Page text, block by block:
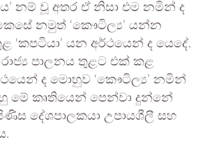
නම් වූ අතර ඒ නිසා එම නමින් ද
නමුත් ‘කෞටිල්‍ය’ යන්න
‘කපටියා’ යන අර්ථයෙන් ද යෙදේ.
පාලනය තුළට එක් කළ
ද මොහුව ‘කෞටිල්‍ය’ නමින්
මේ කෘතියෙන් පෙන්වා දුන්නේ
දේශපාලකයා උපායශීලී සහ